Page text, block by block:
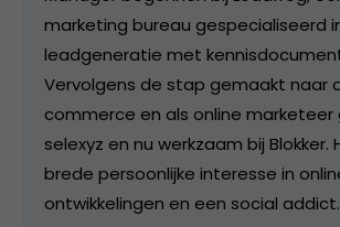
marketing bureau gespecialiseerd
leadgeneratie met
Vervolgens de stap gemaakt naar
commerce en als online marketeer
selexyz en nu werkzaam bij Blokker.
brede persoonlijke interesse in
ontwikkelingen en een social addict.